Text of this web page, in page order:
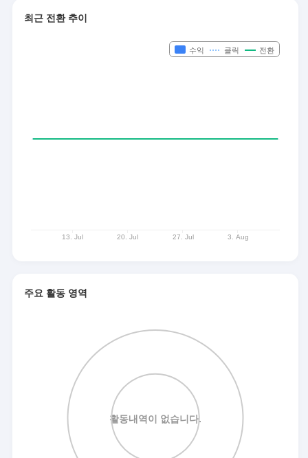
최근 전환 추이
주요 활동 영역